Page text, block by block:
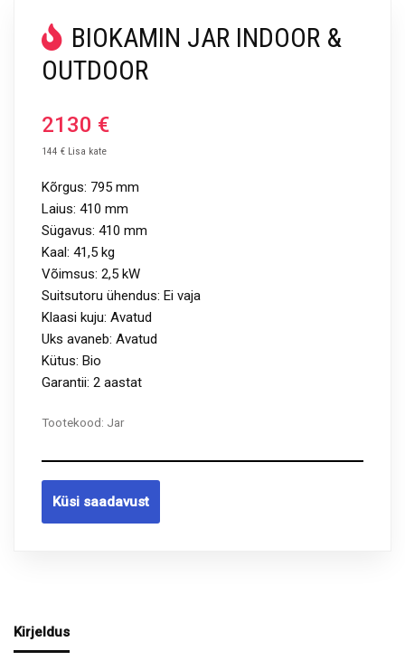
BIOKAMIN JAR INDOOR &
OUTDOOR
2130 €
144 € Lisa kate
Kõrgus: 795 mm
Laius: 410 mm
Sügavus: 410 mm
Kaal: 41,5 kg
Võimsus: 2,5 kW
Suitsutoru ühendus: Ei vaja
Klaasi kuju: Avatud
Uks avaneb: Avatud
Kütus: Bio
Garantii: 2 aastat
Tootekood: Jar
Küsi saadavust
Kirjeldus